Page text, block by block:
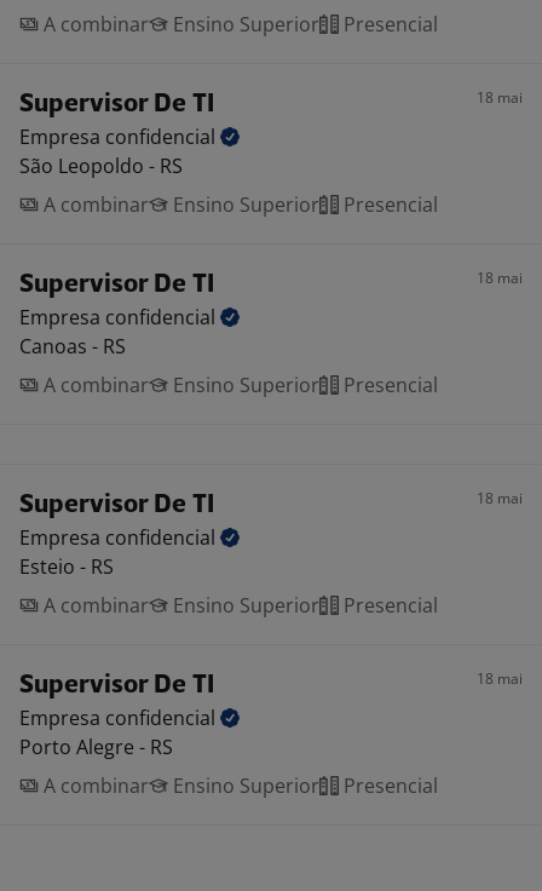
A combinar
Ensino Superior Presencial
Supervisor De TI 18 mai
Empresa confidencial
São Leopoldo - RS
A combinar
Ensino Superior Presencial
Supervisor De TI 18 mai
Empresa confidencial
Canoas - RS
A combinar
Ensino Superior Presencial
Supervisor De TI 18 mai
Empresa confidencial
Esteio - RS
A combinar
Ensino Superior Presencial
Supervisor De TI 18 mai
Empresa confidencial
Porto Alegre - RS
A combinar
Ensino Superior Presencial